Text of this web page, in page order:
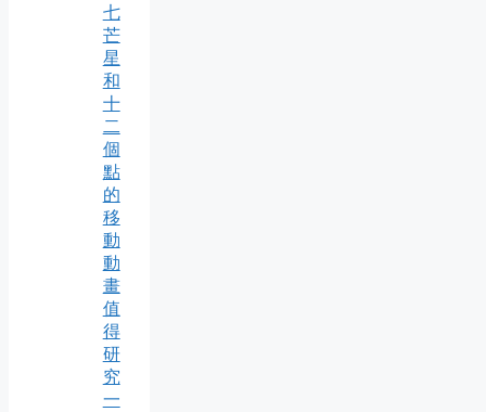
七
芒
星
和
十
二
個
點
的
移
動
動
畫
值
得
研
究
一